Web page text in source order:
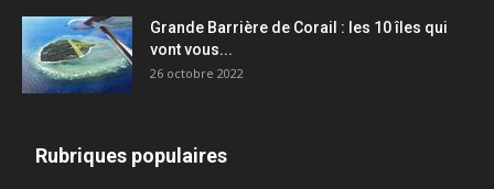
Grande Barrière de Corail : les 10 îles qui
vont vous...
26 octobre 2022
Rubriques populaires